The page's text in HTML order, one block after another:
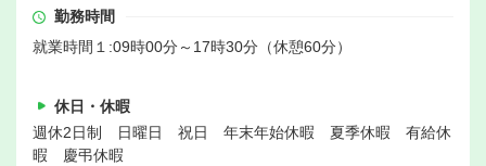
勤務時間
就業時間１:09時00分～17時30分（休憩60分）
休日・休暇
週休2日制 日曜日 祝日 年末年始休暇 夏季休暇 有給休
暇 慶弔休暇